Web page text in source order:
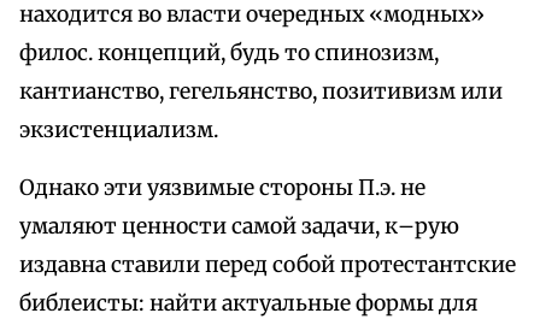
находится во власти очередных «модных»
филос. концепций, будь то спинозизм,
кантианство, гегельянство, позитивизм или
экзистенциализм.
Однако эти уязвимые стороны П.э. не
умаляют ценности самой задачи, к–рую
издавна ставили перед собой протестантские
библеисты: найти актуальные формы для